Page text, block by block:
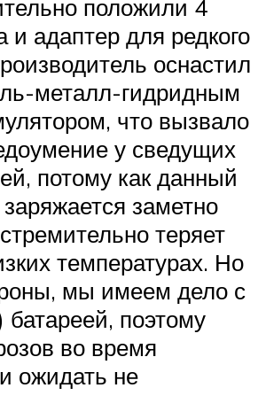
положили 4
адаптер для редкого
оснастил
металл-гидридным
что вызвало
у сведущих
потому как данный
заметно
теряет
температурах. Но
мы имеем дело с
батареей, поэтому
во время
ожидать не